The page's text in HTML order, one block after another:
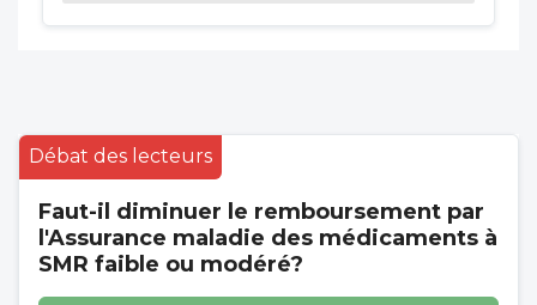
Débat des lecteurs
Faut-il diminuer le remboursement par
l'Assurance maladie des médicaments à
SMR faible ou modéré?